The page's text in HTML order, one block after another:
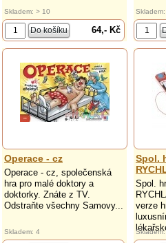
Skladem: > 10
64,- Kč
Operace - cz
Operace - cz, společenská
hra pro malé doktory a
doktorky. Znáte z TV.
Odstraňte všechny Samovy...
Skladem: 4
Spol.
Spol.
verze